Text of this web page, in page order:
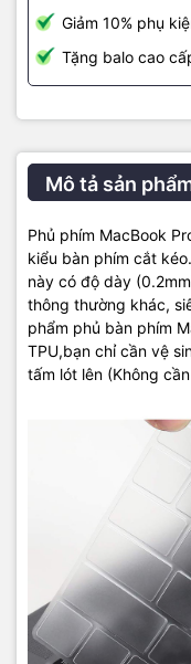
Giảm 10% phụ
Tặng balo cao
Mô tả sản
Phủ phím MacBook
kiểu bàn phím cắt
này có độ dày
thông thường khác,
phẩm phủ bàn phím
TPU,bạn chỉ cần vệ
tấm lót lên (Không
trường, phủ phím Fitskin
mùi hay độc tố gây hại
Chuyên
Điện
Email:
Thời gian làm việc: